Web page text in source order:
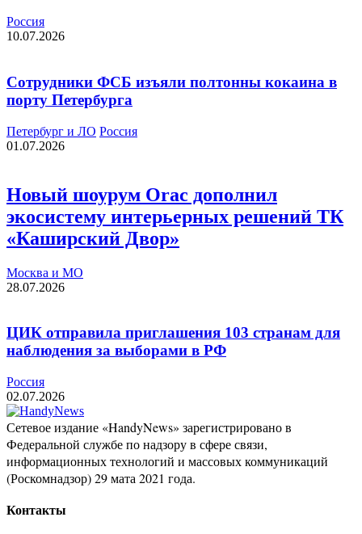
Россия
10.07.2026
Сотрудники ФСБ изъяли полтонны кокаина в
порту Петербурга
Петербург и ЛО Россия
01.07.2026
Новый шоурум Orac дополнил
экосистему интерьерных решений ТК
«Каширский Двор»
Москва и МО
28.07.2026
ЦИК отправила приглашения 103 странам для
наблюдения за выборами в РФ
Россия
02.07.2026
Сетевое издание «HandyNews» зарегистрировано в
Федеральной службе по надзору в сфере связи,
информационных технологий и массовых коммуникаций
(Роскомнадзор) 29 мата 2021 года.
Контакты